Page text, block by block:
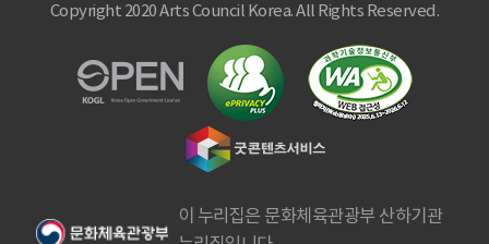
Copyright 2020 Arts Council Korea. All Rights Reserved.
이 누리집은 문화체육관광부 산하기관